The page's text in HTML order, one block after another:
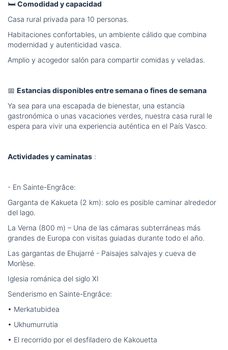
🛏️ Comodidad y capacidad
Casa rural privada para 10 personas.
Habitaciones confortables, un ambiente cálido que combina
modernidad y autenticidad vasca.
Amplio y acogedor salón para compartir comidas y veladas.
📅 Estancias disponibles entre semana o fines de semana
Ya sea para una escapada de bienestar, una estancia
gastronómica o unas vacaciones verdes, nuestra casa rural le
espera para vivir una experiencia auténtica en el País Vasco.
Actividades y caminatas :
- En Sainte-Engrâce:
Garganta de Kakueta (2 km): solo es posible caminar alrededor
del lago.
La Verna (800 m) – Una de las cámaras subterráneas más
grandes de Europa con visitas guiadas durante todo el año.
Las gargantas de Ehujarré - Paisajes salvajes y cueva de
Morlèse.
Iglesia románica del siglo XI
Senderismo en Sainte-Engrâce:
• Merkatubidea
• Ukhumurrutia
• El recorrido por el desfiladero de Kakouetta